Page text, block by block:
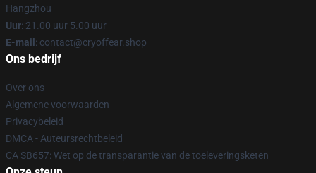
Hangzhou
Uur: 21.00 uur 5.00 uur
E-mail : contact@cryoffear.shop
Ons bedrijf
Over ons
Algemene voorwaarden
Privacybeleid
DMCA - Auteursrechtbeleid
CA SB657: Wet op de transparantie van de toeleveringsketen